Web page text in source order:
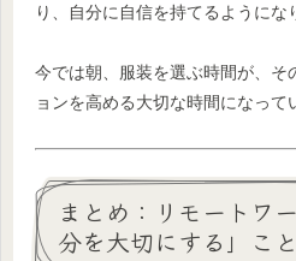
り、自分に自信を持てるようにな
今では朝、服装を選ぶ時間が、そ
ョンを高める大切な時間になって
まとめ：リモートワ
分を大切にする」こと